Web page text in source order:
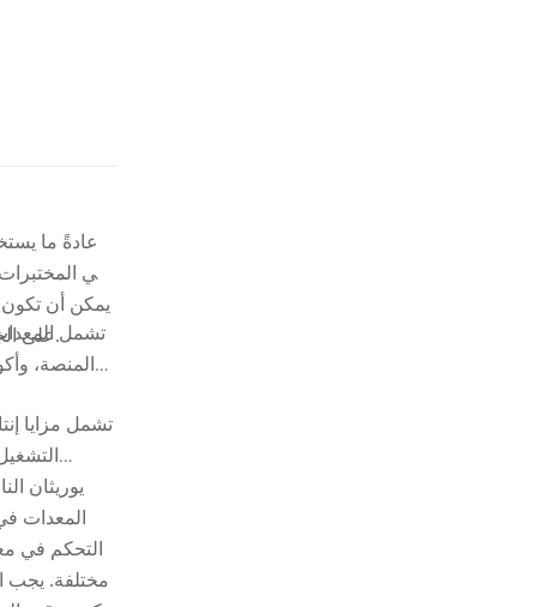
عادةً ما
في
يمكن أن تكون
على الجزء العلوي من الرغوة أثناء الرغوة. تظل لوحة الغطاء متصلة بشكل وثيق بالجزء العلوي من الرغوة وتتحرك تدريجيًا للأعلى مع ارتفاع الرغوة.
تشمل مزايا
يوريثان
المعدات
التحكم في
مختلفة. يجب